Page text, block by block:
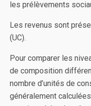
les prélèvements
Les revenus sont
(UC).
Pour comparer les
de composition
nombre d’unités de
généralement